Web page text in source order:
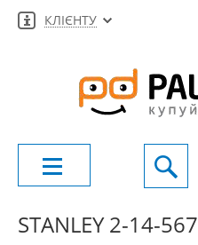
КЛІЄНТУ
STANLEY 2-14-567